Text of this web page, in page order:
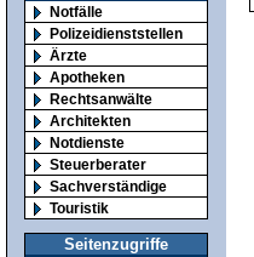
Notfälle
Polizeidienststellen
Ärzte
Apotheken
Rechtsanwälte
Architekten
Notdienste
Steuerberater
Sachverständige
Touristik
Seitenzugriffe